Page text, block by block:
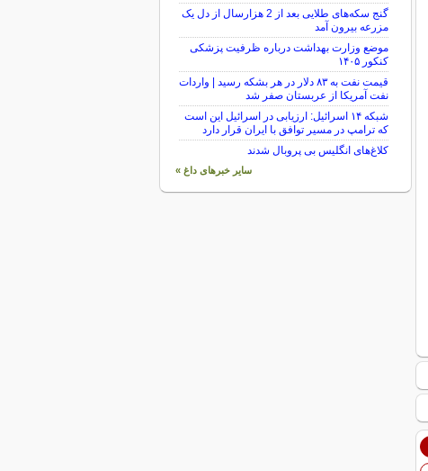
گنج سکه‌های طلایی بعد از 2 هزارسال از دل یک
مزرعه بیرون آمد
موضع وزارت بهداشت درباره ظرفیت پزشکی
کنکور ۱۴۰۵
قیمت نفت به ۸۳ دلار در هر بشکه رسید | واردات
نفت آمریکا از عربستان صفر شد
شبکه ۱۴ اسرائیل: ارزیابی در اسرائیل این است
که ترامپ در مسیر توافق با ایران قرار دارد
کلاغ‌های انگلیس بی پروبال شدند
سایر خبرهای داغ »